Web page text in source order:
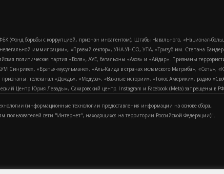
(Фонд борьбы с коррупцией, признан иноагентом), Штабы Навального, «Национал-
иммиграции», «Правый сектор», УНА-УНСО, УПА, «Тризуб им. Степана
политическая партия «Воля», АУЕ, батальоны «Азов» и «Айдар». Признаны
Синрике», «Братья-мусульмане», «Аль-Каида в странах исламского Магриба», «Сеть»,
телеканал «Дождь», «Медуза», «Важные истории», «Голос Америки», радио
Центр Юрия Левады», Сахаровский центр. Instagram и Facebook (Metа) запрещены в РФ
(информационные технологии предоставления информации на основе сбора,
пользователей сети "Интернет", находящихся на территории Российской Федерации)".